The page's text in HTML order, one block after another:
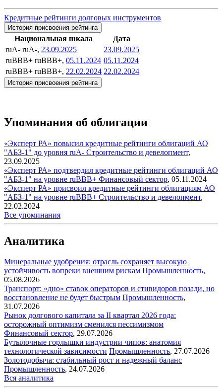
Кредитные рейтинги долговых инструментов
История присвоения рейтинга
Национальная шкала
Дата
ruA- ruA-, 23.09.2025
23.09.2025
ruBBB+ ruBBB+, 05.11.2024 05.11.2024
ruBBB+ ruBBB+, 22.02.2024 22.02.2024
История присвоения рейтинга
Упоминания об облигации
«Эксперт РА» повысил кредитные рейтинги облигаций АО
"АБЗ-1" до уровня ruA- Строительство и девелопмент,
23.09.2025
«Эксперт РА» подтвердил кредитные рейтинги облигаций АО
"АБЗ-1" на уровне ruBBB+ Финансовый сектор, 05.11.2024
«Эксперт РА» присвоил кредитные рейтинги облигациям АО
"АБЗ-1" на уровне ruBBB+ Строительство и девелопмент,
22.02.2024
Все упоминания
Аналитика
Минеральные удобрения: отрасль сохраняет высокую
устойчивость вопреки внешним рискам Промышленность,
05.08.2026
Транспорт: «дно» ставок операторов и стивидоров позади, но
восстановление не будет быстрым Промышленность,
31.07.2026
Рынок долгового капитала за II квартал 2026 года:
осторожный оптимизм сменился пессимизмом
Финансовый сектор, 29.07.2026
Бутылочные горлышки индустрии чипов: анатомия
технологической зависимости Промышленность, 27.07.2026
Золотодобыча: стабильный рост и надежный баланс
Промышленность, 24.07.2026
Вся аналитика